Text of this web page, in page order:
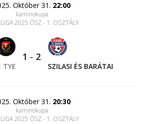
Október 31. 22:00
kaminokupa
2025 ŐSZ - 1. OSZTÁLY
TYE
1 - 2
SZILASI ÉS BARÁTAI
Október 31. 20:30
kaminokupa
2025 ŐSZ - 1. OSZTÁLY